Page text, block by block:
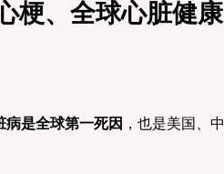
梗、全球心脏健康
病是全球第一死因 ，也是美国、中